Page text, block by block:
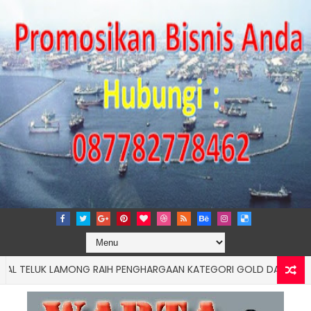
LAMONG RAIH PENGHARGAAN KATEGORI GOLD DALAM AJANG